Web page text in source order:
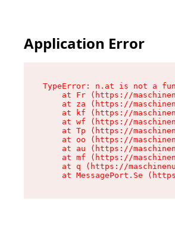
Application Error
TypeError: n.at is not a
at Fr (https://
at za (https://
at kf (https://
at wf (https://
at Tp (https://
at oo (https://
at au (https://
at mf (https://
at q (https://
at MessagePort.Se